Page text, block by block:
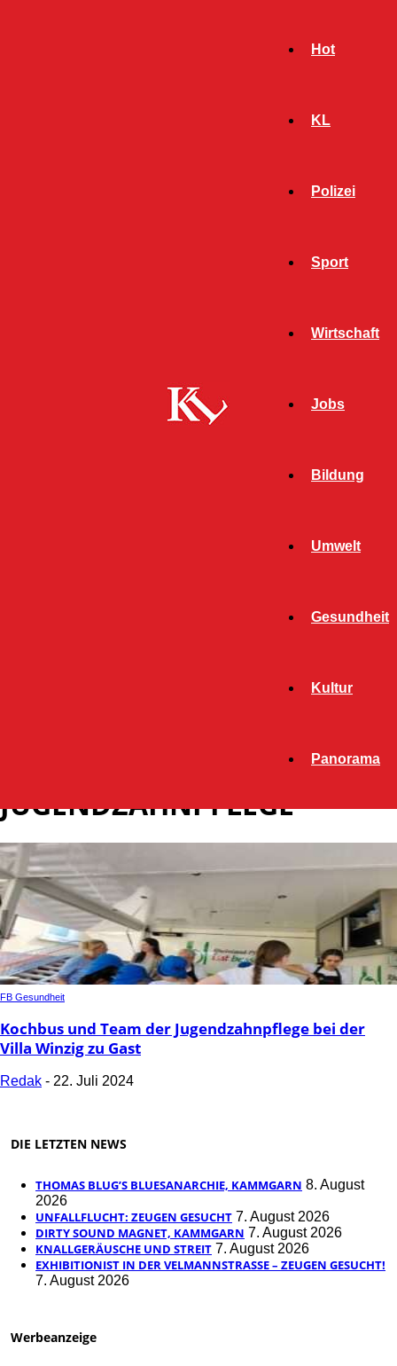
Hot
KL
Polizei
Sport
Wirtschaft
Jobs
Bildung
Umwelt
Gesundheit
Kultur
Panorama
Arbeitsgemeinschaft Jugendzahnpflege
ARBEITSGEMEINSCHAFT
JUGENDZAHNPFLEGE
FB Gesundheit
Kochbus und Team der Jugendzahnpflege bei der
Villa Winzig zu Gast
Redak - 22. Juli 2024
DIE LETZTEN NEWS
THOMAS BLUG’S BLUESANARCHIE, KAMMGARN 8. August
2026
UNFALLFLUCHT: ZEUGEN GESUCHT 7. August 2026
DIRTY SOUND MAGNET, KAMMGARN 7. August 2026
KNALLGERÄUSCHE UND STREIT 7. August 2026
EXHIBITIONIST IN DER VELMANNSTRASSE – ZEUGEN GESUCHT!
7. August 2026
Werbeanzeige